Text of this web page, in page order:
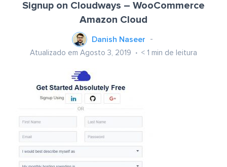
Signup on Cloudways – WooCommerce
Amazon Cloud
Danish Naseer
Atualizado em Agosto 3, 2019 < 1 min de leitura